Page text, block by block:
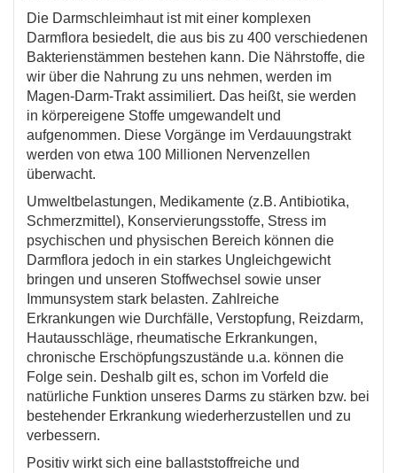
Die Darmschleimhaut ist mit einer komplexen
Darmflora besiedelt, die aus bis zu 400 verschiedenen
Bakterienstämmen bestehen kann. Die Nährstoffe, die
wir über die Nahrung zu uns nehmen, werden im
Magen-Darm-Trakt assimiliert. Das heißt, sie werden
in körpereigene Stoffe umgewandelt und
aufgenommen. Diese Vorgänge im Verdauungstrakt
werden von etwa 100 Millionen Nervenzellen
überwacht.
Umweltbelastungen, Medikamente (z.B. Antibiotika,
Schmerzmittel), Konservierungsstoffe, Stress im
psychischen und physischen Bereich können die
Darmflora jedoch in ein starkes Ungleichgewicht
bringen und unseren Stoffwechsel sowie unser
Immunsystem stark belasten. Zahlreiche
Erkrankungen wie Durchfälle, Verstopfung, Reizdarm,
Hautausschläge, rheumatische Erkrankungen,
chronische Erschöpfungszustände u.a. können die
Folge sein. Deshalb gilt es, schon im Vorfeld die
natürliche Funktion unseres Darms zu stärken bzw. bei
bestehender Erkrankung wiederherzustellen und zu
verbessern.
Positiv wirkt sich eine ballaststoffreiche und